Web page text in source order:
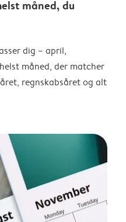
måned, du
dig – april,
måned, der matcher
regnskabsåret og alt